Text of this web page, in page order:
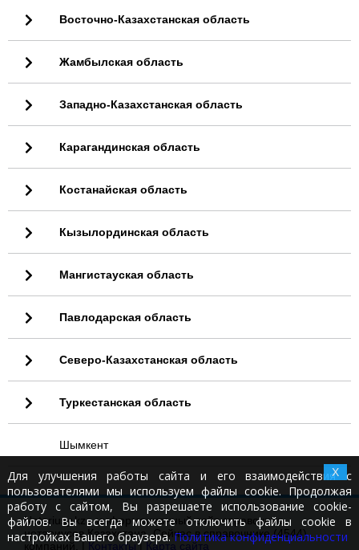
Восточно-Казахстанская область
Жамбылская область
Западно-Казахстанская область
Карагандинская область
Костанайская область
Кызылординская область
Мангистауская область
Павлодарская область
Северо-Казахстанская область
Туркестанская область
Шымкент
Notariusy.kz - информационный сайт справочник
нотариусов Казахстана. Сейчас в справочнике (4544)
компаний. |
Контакты| Карта сайта
Для улучшения работы сайта и его взаимодействия с
пользователями мы используем файлы cookie. Продолжая
работу с сайтом, Вы разрешаете использование cookie-
файлов. Вы всегда можете отключить файлы cookie в
настройках Вашего браузера. Политика конфиденциальности
X